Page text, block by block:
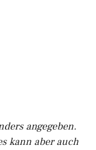
angegeben.
kann aber auch